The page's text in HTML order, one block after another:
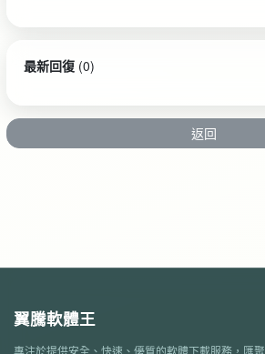
最新回復(0)
返回
翼騰軟體王
專注於提供安全、快速、優質的軟體下載服務，匯聚